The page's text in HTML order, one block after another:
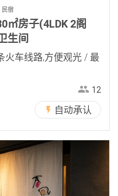
民宿
㎡房子(4LDK 2阁
生间
火车线路,方便观光 / 最
12
自动承认